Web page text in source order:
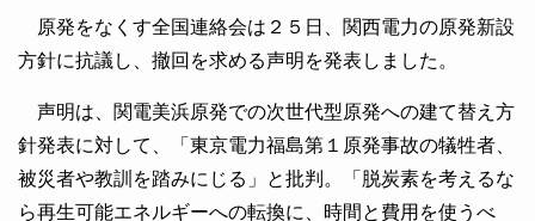
原発をなくす全国連絡会は２５日、関西電力の原発新設
方針に抗議し、撤回を求める声明を発表しました。
声明は、関電美浜原発での次世代型原発への建て替え方
針発表に対して、「東京電力福島第１原発事故の犠牲者、
被災者や教訓を踏みにじる」と批判。「脱炭素を考えるな
ら再生可能エネルギーへの転換に、時間と費用を使うべ